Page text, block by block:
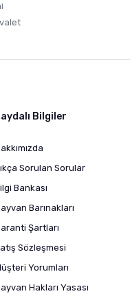
Bilgiler
Sorulan Sorular
Bankası
Barınakları
Şartları
Sözleşmesi
Yorumları
Hakları Yasası